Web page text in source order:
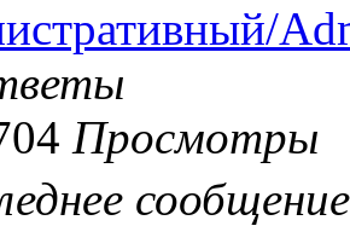
Просмотры